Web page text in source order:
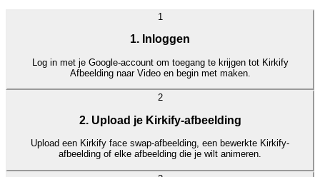
1
1. Inloggen
Log in met je Google-account om toegang te krijgen tot Kirkify
Afbeelding naar Video en begin met maken.
2
2. Upload je Kirkify-afbeelding
Upload een Kirkify face swap-afbeelding, een bewerkte Kirkify-
afbeelding of elke afbeelding die je wilt animeren.